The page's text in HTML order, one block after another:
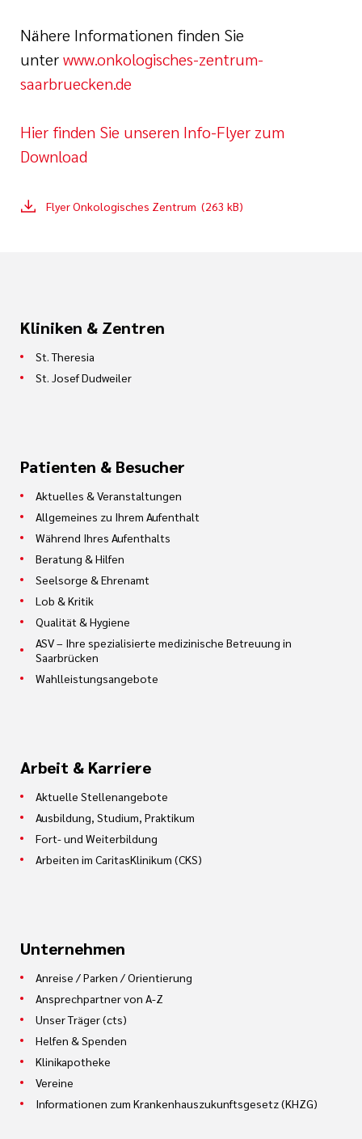
Nähere Informationen finden Sie
unterwww.onkologisches-zentrum-
saarbruecken.de
Hier finden Sie unseren Info-Flyer zum
Download
Flyer Onkologisches Zentrum (263 kB)
Kliniken & Zentren
St. Theresia
St. Josef Dudweiler
Patienten & Besucher
Aktuelles & Veranstaltungen
Allgemeines zu Ihrem Aufenthalt
Während Ihres Aufenthalts
Beratung & Hilfen
Seelsorge & Ehrenamt
Lob & Kritik
Qualität & Hygiene
ASV – Ihre spezialisierte medizinische Betreuung in
Saarbrücken
Wahlleistungsangebote
Arbeit & Karriere
Aktuelle Stellenangebote
Ausbildung, Studium, Praktikum
Fort- und Weiterbildung
Arbeiten im CaritasKlinikum (CKS)
Unternehmen
Anreise / Parken / Orientierung
Ansprechpartner von A-Z
Unser Träger (cts)
Helfen & Spenden
Klinikapotheke
Vereine
Informationen zum Krankenhauszukunftsgesetz (KHZG)